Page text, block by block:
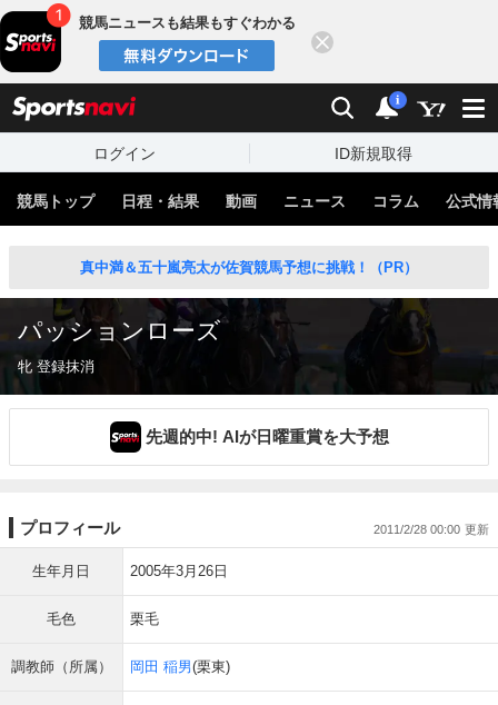
競馬ニュースも結果もすぐわかる
検索 通知
i
ログイン ID新規取得
競馬トップ 日程・結果 動画 ニュース コラム 公式情
真中満＆五十嵐亮太が佐賀競馬予想に挑戦！（PR）
パッションローズ
牝 登録抹消
先週的中! AIが日曜重賞を大予想
プロフィール 2011/2/28 00:00
生年月日 2005年3月26日
毛色 栗毛
調教師（所属） 岡田 稲男(栗東)